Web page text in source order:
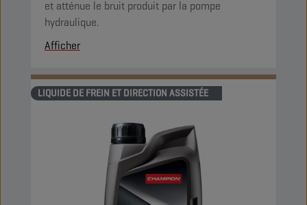
et atténue le bruit produit par la pompe
hydraulique.
Afficher
LIQUIDE DE FREIN ET DIRECTION ASSISTÉE